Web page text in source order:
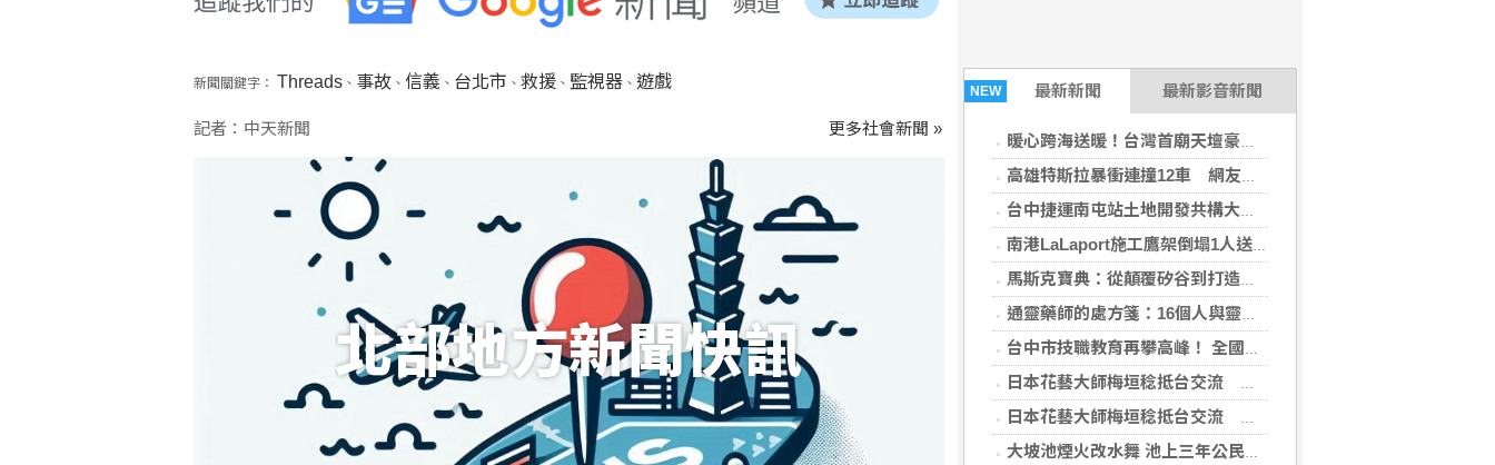
NEW 最新新聞 最新影音新聞
暖心跨海送暖！台灣首廟天壇豪捐「300萬」助熊本震災重建
高雄特斯拉暴衝連撞12車 網友感謝賓士擋下衝擊：救了很多人
台中捷運南屯站土地開發共構大樓開工動土 公私協力打造宜居新地標實現軌道經濟願景
南港LaLaport施工鷹架倒塌1人送醫！3櫃位暫停營業 北市開罰30萬元
馬斯克寶典：從顛覆矽谷到打造太空帝國，讀懂全球首富20年極限思維【繁中版限定收錄：給讀者的手寫寄語印簽】
通靈藥師的處方箋：16個人與靈的真實互動，那些來不及說的、當時沒做的、至今想不通的，未解與無解，通靈藥師給出處方
台中市技職教育再攀高峰！ 全國技能競賽勇奪23面獎牌
日本花藝大師梅垣稔抵台交流 「花見日和」展現台日花藝文化魅力 8月8日精彩展演登場
日本花藝大師梅垣稔抵台交流 「花見日和」展現台日花藝文化魅力 8月8日精彩展演登場
大坡池煙火改水舞 池上三年公民科學監測促成觀光治理改變
新聞關鍵字： Threads、 事故 、 信義 、 台北市 、 救援、 監視器、 遊戲
記者：中天新聞 更多社會新聞 »
北部地方新聞快訊